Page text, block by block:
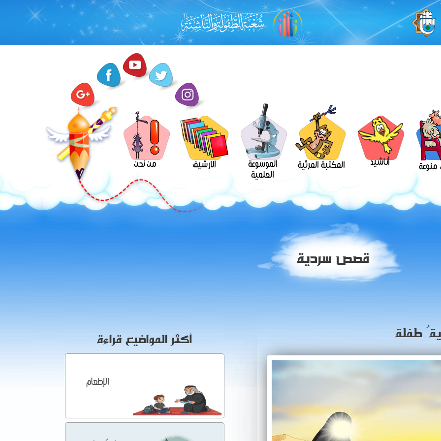
أناشيد المكتبة المرئية الموسوعة
العلمية
الارشيف من نحن
قصص سردية
طفلة أكثر المواضيع قراءة
الإطعام